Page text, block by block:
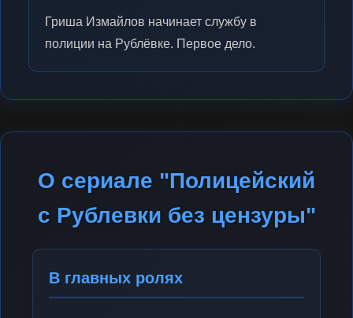
Гриша Измайлов начинает службу в
полиции на Рублёвке. Первое дело.
О сериале "Полицейский
с Рублевки без цензуры"
В главных ролях